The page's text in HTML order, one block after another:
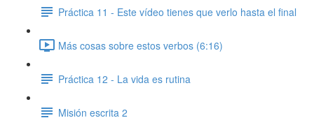
Práctica 11 - Este vídeo tienes que verlo hasta el final
Más cosas sobre estos verbos (6:16)
Práctica 12 - La vida es rutina
Misión escrita 2